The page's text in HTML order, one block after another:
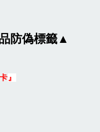
防偽標籤▲
卡 』